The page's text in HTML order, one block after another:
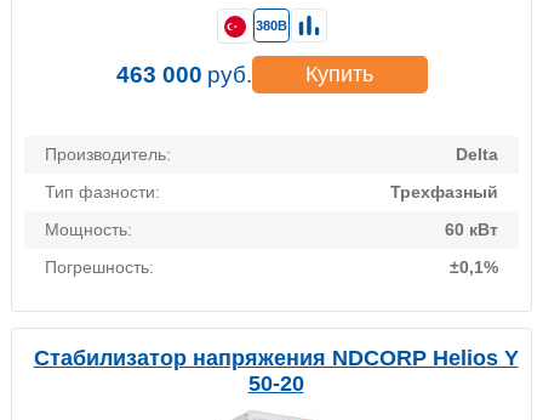
Производитель:
Delta
Тип фазности:
Трехфазный
Мощность:
60 кВт
Погрешность:
±0,1%
380В
463 000 руб. Купить
Стабилизатор напряжения NDCORP Helios Y
50-20